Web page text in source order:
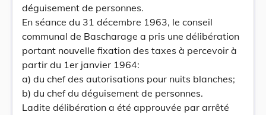
déguisement de personnes.
En séance du 31 décembre 1963, le conseil
communal de Bascharage a pris une délibération
portant nouvelle fixation des taxes à percevoir à
partir du 1er janvier 1964:
a) du chef des autorisations pour nuits blanches;
b) du chef du déguisement de personnes.
Ladite délibération a été approuvée par arrêté